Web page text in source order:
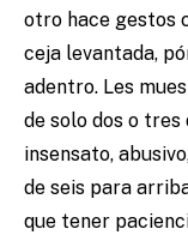
otro hace gestos
ceja levantada,
adentro. Les
de solo dos o tres
insensato,
de seis para
que tener